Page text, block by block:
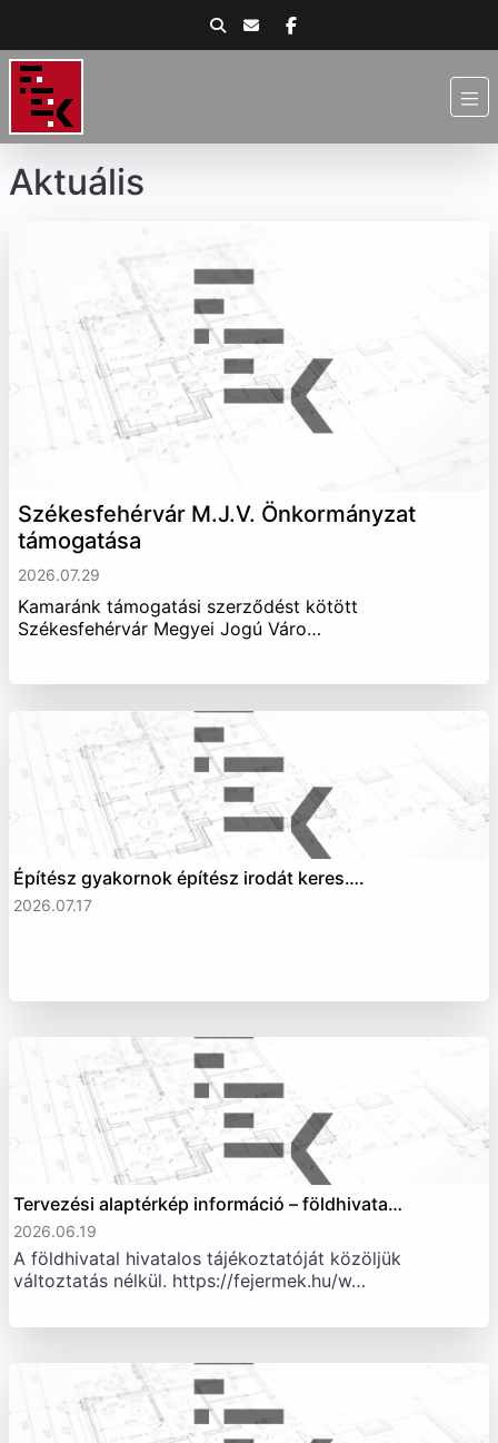
Aktuális
Székesfehérvár M.J.V. Önkormányzat
támogatása
2026.07.29
Kamaránk támogatási szerződést kötött
Székesfehérvár Megyei Jogú Váro…
Építész gyakornok építész irodát keres….
2026.07.17
Tervezési alaptérkép információ – földhivata…
2026.06.19
A földhivatal hivatalos tájékoztatóját közöljük
változtatás nélkül. https://fejermek.hu/w…